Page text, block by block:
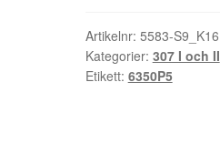
6350P5
mängd
Artikelnr: 5583-S9_K16
Kategorier: 307 I och II
Etikett: 6350P5